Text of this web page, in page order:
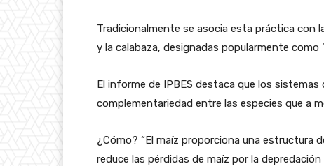
Tradicionalmente se asocia esta práctica con
y la calabaza, designadas popularmente como
El informe de IPBES destaca que los
complementariedad entre las especies que a
¿Cómo? “El maíz proporciona una estructura
reduce las pérdidas de maíz por la